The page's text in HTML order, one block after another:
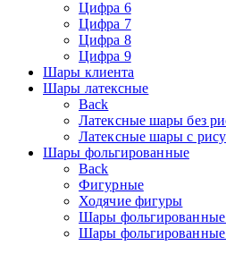
Цифра 6
Цифра 7
Цифра 8
Цифра 9
Шары клиента
Шары латексные
Back
Латексные шары без
Латексные шары с
Шары фольгированные
Back
Фигурные
Ходячие фигуры
Шары фольгированные
Шары фольгированные